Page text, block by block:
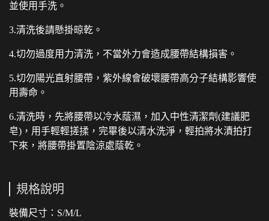
並使用手洗。
3.清洗後請懸掛晾乾。
4.切勿過度用力清洗，不當外力會造成腰帶結構損害。
5.切勿陽光直射腰帶，紫外線會破壞腰帶高分子結構影響使
用壽命。
6.清洗時，先將腰帶以冷水蔭濕，加入中性清潔劑(建議肥
皂)，用手輕輕搓揉，完畢後以清水洗淨，輕拍將水漬拍打
下來，將腰帶掛置陰涼處蔭乾。
規格說明
裝備尺寸：S/M/L